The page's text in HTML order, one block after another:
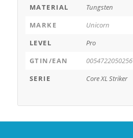
MATERIAL
Tungsten
MARKE
Unicorn
LEVEL
Pro
GTIN/EAN
0054722050256
SERIE
Core XL Striker